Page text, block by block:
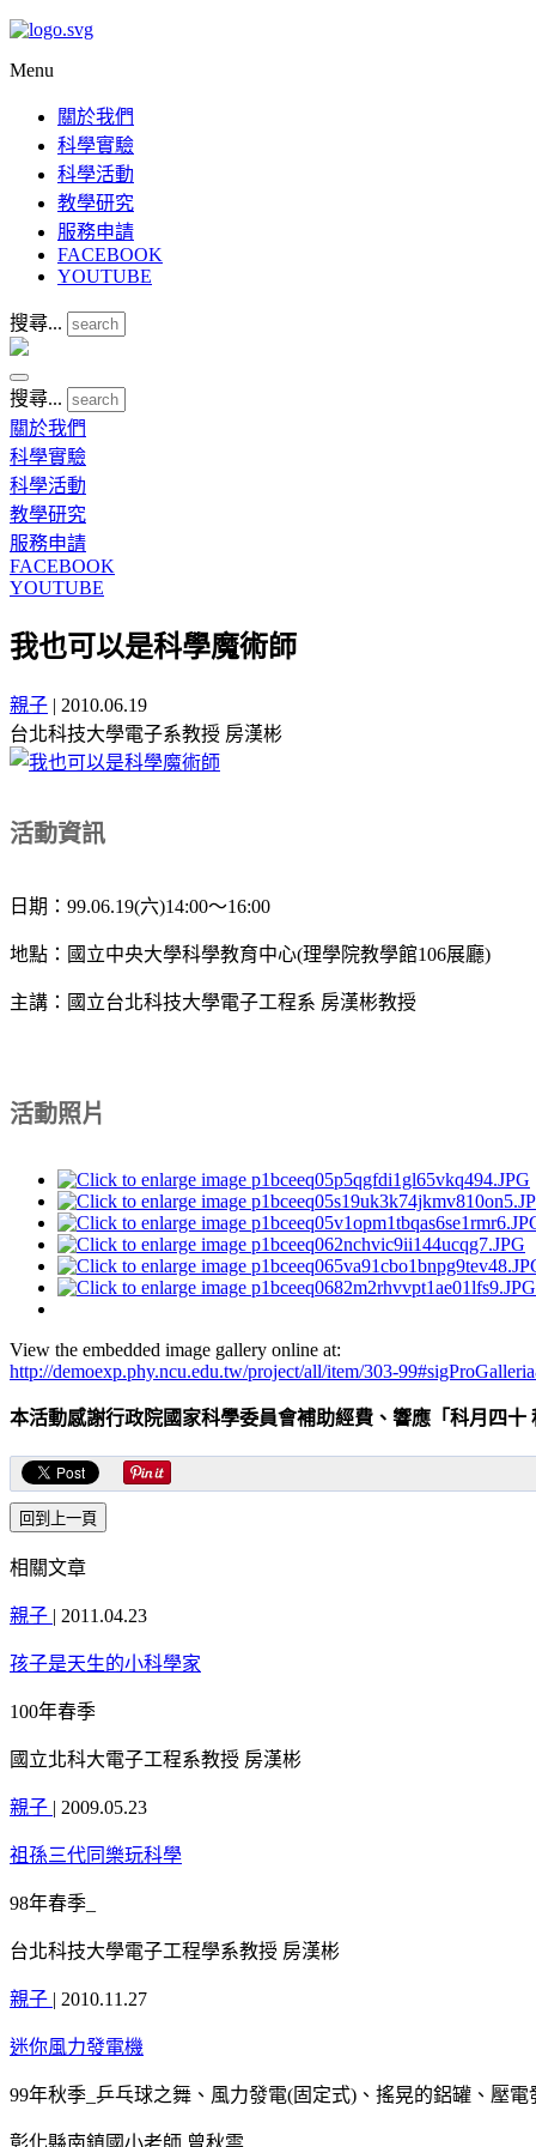
Menu
關於我們
科學實驗
科學活動
教學研究
服務申請
FACEBOOK
YOUTUBE
搜尋...
搜尋...
關於我們
科學實驗
科學活動
教學研究
服務申請
FACEBOOK
YOUTUBE
我也可以是科學魔術師
親子 | 2010.06.19
台北科技大學電子系教授 房漢彬
活動資訊
日期：99.06.19(六)14:00～16:00
地點：國立中央大學科學教育中心(理學院教學館106展廳)
主講：國立台北科技大學電子工程系 房漢彬教授
活動照片
View the embedded image gallery online at:
http://demoexp.phy.ncu.edu.tw/project/all/item/303-
本活動感謝行政院國家科學委員會補助經費、響應「科月四十
相關文章
親子 | 2011.04.23
孩子是天生的小科學家
100年春季
國立北科大電子工程系教授 房漢彬
親子 | 2009.05.23
祖孫三代同樂玩科學
98年春季_
台北科技大學電子工程學系教授 房漢彬
親子 | 2010.11.27
迷你風力發電機
99年秋季_乒乓球之舞、風力發電(固定式)、搖晃的鋁罐、壓電